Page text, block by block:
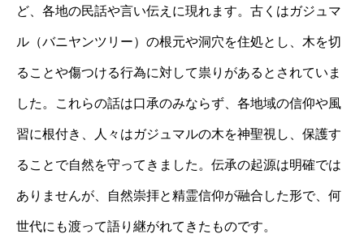
ど、各地の民話や言い伝えに現れます。古くはガジュマ
ル（バニヤンツリー）の根元や洞穴を住処とし、木を切
ることや傷つける行為に対して祟りがあるとされていま
した。これらの話は口承のみならず、各地域の信仰や風
習に根付き、人々はガジュマルの木を神聖視し、保護す
ることで自然を守ってきました。伝承の起源は明確では
ありませんが、自然崇拝と精霊信仰が融合した形で、何
世代にも渡って語り継がれてきたものです。